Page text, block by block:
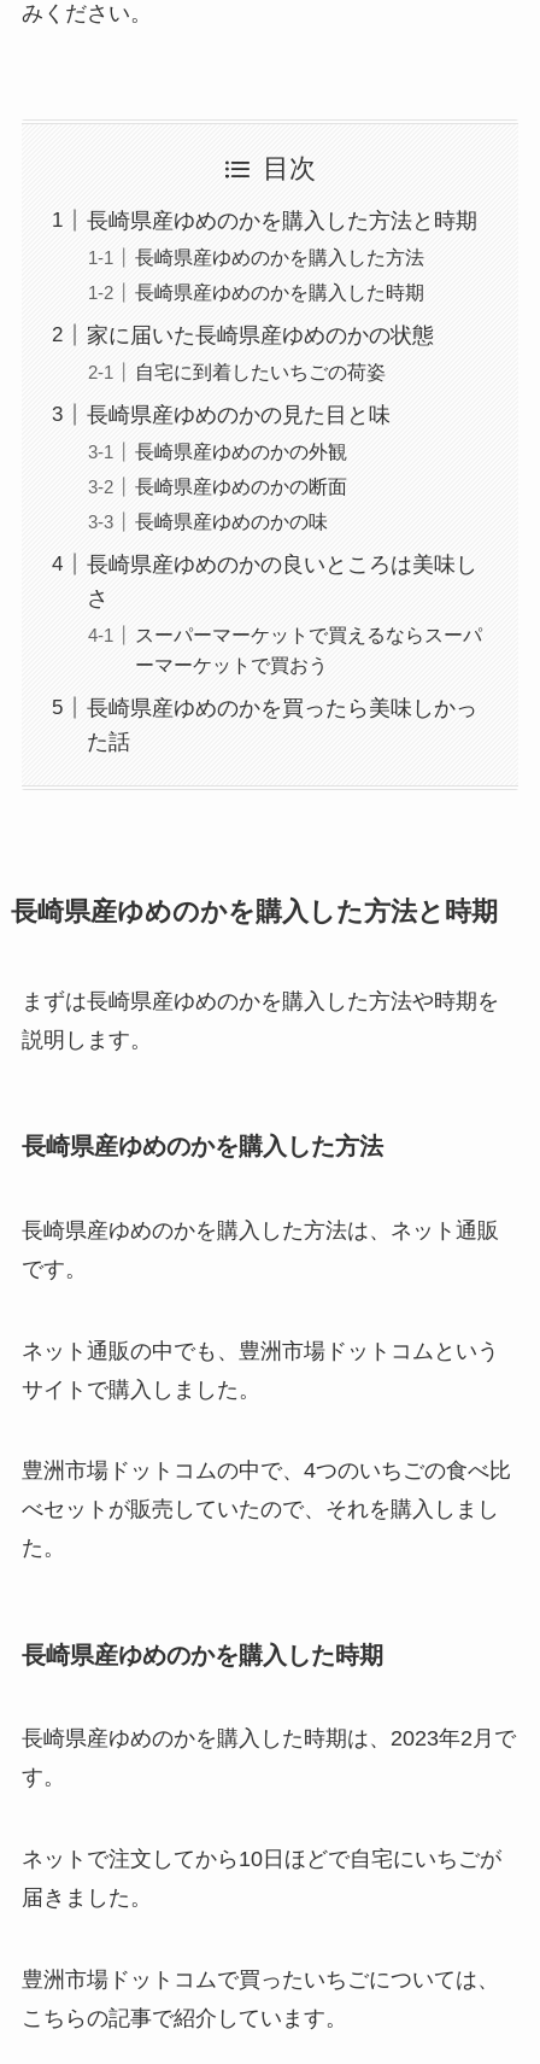
みください。
目次
長崎県産ゆめのかを購入した方法と時期
長崎県産ゆめのかを購入した方法
長崎県産ゆめのかを購入した時期
家に届いた長崎県産ゆめのかの状態
自宅に到着したいちごの荷姿
長崎県産ゆめのかの見た目と味
長崎県産ゆめのかの外観
長崎県産ゆめのかの断面
長崎県産ゆめのかの味
長崎県産ゆめのかの良いところは美味し
さ
スーパーマーケットで買えるならスーパ
ーマーケットで買おう
長崎県産ゆめのかを買ったら美味しかっ
た話
長崎県産ゆめのかを購入した方法と時期
まずは長崎県産ゆめのかを購入した方法や時期を
説明します。
長崎県産ゆめのかを購入した方法
長崎県産ゆめのかを購入した方法は、ネット通販
です。
ネット通販の中でも、豊洲市場ドットコムという
サイトで購入しました。
豊洲市場ドットコムの中で、4つのいちごの食べ比
べセットが販売していたので、それを購入しまし
た。
長崎県産ゆめのかを購入した時期
長崎県産ゆめのかを購入した時期は、2023年2月で
す。
ネットで注文してから10日ほどで自宅にいちごが
届きました。
豊洲市場ドットコムで買ったいちごについては、
こちらの記事で紹介しています。